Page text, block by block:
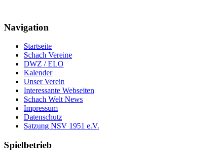
Navigation
Startseite
Schach Vereine
DWZ / ELO
Kalender
Unser Verein
Interessante Webseiten
Schach Welt News
Impressum
Datenschutz
Satzung NSV 1951 e.V.
Spielbetrieb